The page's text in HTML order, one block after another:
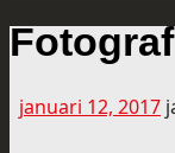
januari 12, 2017